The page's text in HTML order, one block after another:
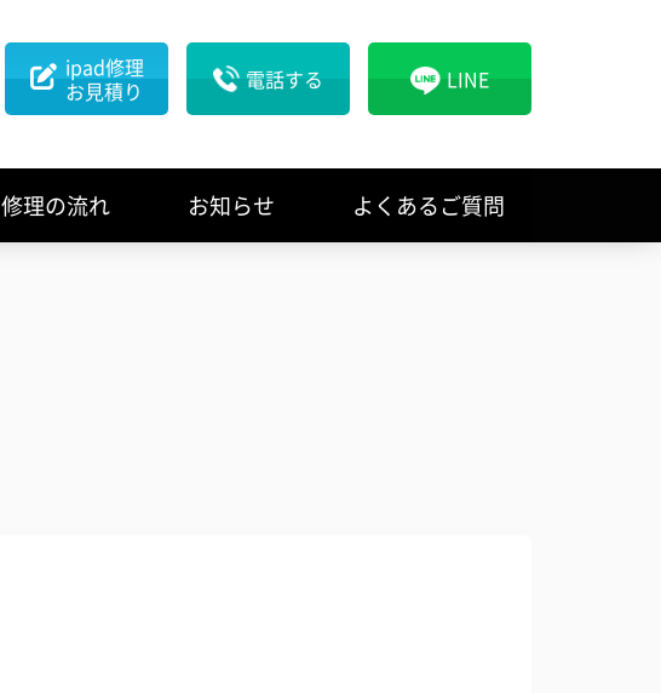
修理の流れ お知らせ よくあるご質問
ipad修理
お見積り
電話する LINE